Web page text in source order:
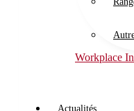
Workplace
Actualités